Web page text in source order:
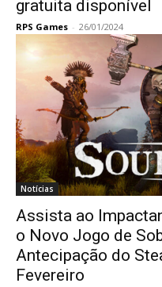
gratuita disponível
RPS Games - 26/01/2024
Notícias
Assista ao
o Novo Jogo de
Antecipação do
Fevereiro